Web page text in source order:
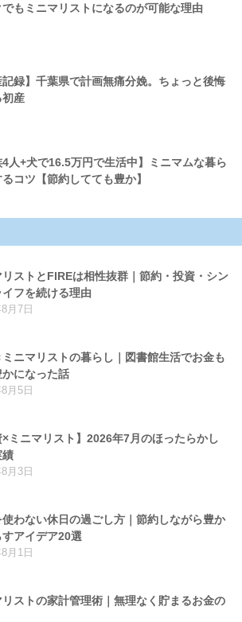
でもミニマリストになるのが可能な理由
記録】千葉県で計画無痛分娩。ちょっと後悔
初産
4人+犬で16.5万円で生活中】ミニマムな暮ら
るコツ【節約してても豊か】
リストとFIREは相性抜群｜節約・投資・シン
イフを続ける理由
月7日
ニマリストの暮らし｜図書館生活でお金も
になった話
月5日
×ミニマリスト】2026年7月のほったらかし
績
月3日
使わない休日の過ごし方｜節約しながら豊か
すアイデア20選
月1日
リストの家計管理術｜無理なく貯まるお金の